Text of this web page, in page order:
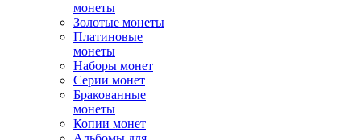
монеты
Золотые монеты
Платиновые
монеты
Наборы монет
Серии монет
Бракованные
монеты
Копии монет